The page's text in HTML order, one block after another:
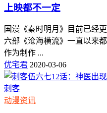
上映都不一定
国漫《秦时明月》目前已经
六部《沧海横流》一直以来
作为制作 ...
优宅君 2020-03-06
动漫资讯